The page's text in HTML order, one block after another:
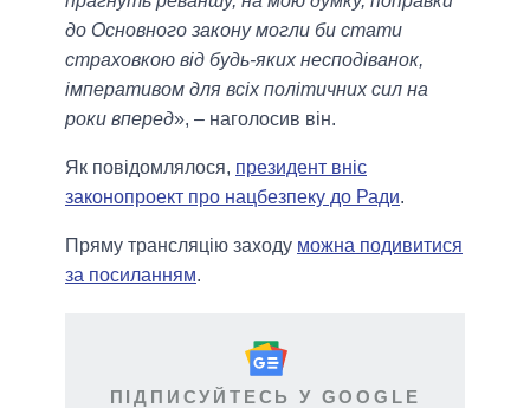
до Основного закону могли би стати
страховкою від будь-яких несподіванок,
імперативом для всіх політичних сил на
роки вперед», – наголосив він.
Як повідомлялося, президент вніс
законопроект про нацбезпеку до Ради.
Пряму трансляцію заходу можна подивитися
за посиланням.
ПІДПИСУЙТЕСЬ У GOOGLE